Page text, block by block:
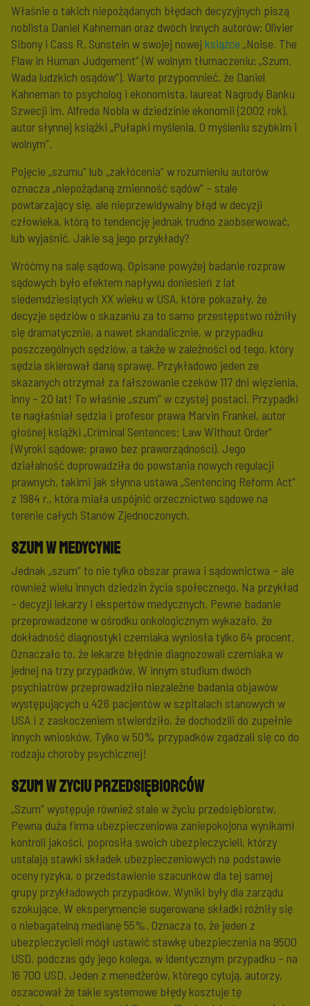
Właśnie o takich niepożądanych błędach decyzyjnych piszą
noblista Daniel Kahneman oraz dwóch innych autorów: Olivier
Sibony i Cass R. Sunstein w swojej nowej książce „Noise. The
Flaw in Human Judgement” (W wolnym tłumaczeniu: „Szum.
Wada ludzkich osądów”). Warto przypomnieć, że Daniel
Kahneman to psycholog i ekonomista, laureat Nagrody Banku
Szwecji im. Alfreda Nobla w dziedzinie ekonomii (2002 rok),
autor słynnej książki „Pułapki myślenia. O myśleniu szybkim i
wolnym”.
Pojęcie „szumu” lub „zakłócenia” w rozumieniu autorów
oznacza „niepożądaną zmienność sądów” – stale
powtarzający się, ale nieprzewidywalny błąd w decyzji
człowieka, którą to tendencję jednak trudno zaobserwować,
lub wyjaśnić. Jakie są jego przykłady?
Wróćmy na salę sądową. Opisane powyżej badanie rozpraw
sądowych było efektem napływu doniesień z lat
siedemdziesiątych XX wieku w USA, które pokazały, że
decyzje sędziów o skazaniu za to samo przestępstwo różniły
się dramatycznie, a nawet skandalicznie, w przypadku
poszczególnych sędziów, a także w zależności od tego, który
sędzia skierował daną sprawę. Przykładowo jeden ze
skazanych otrzymał za fałszowanie czeków 117 dni więzienia,
inny – 20 lat! To właśnie „szum” w czystej postaci. Przypadki
te nagłaśniał sędzia i profesor prawa Marvin Frankel, autor
głośnej książki „Criminal Sentences: Law Without Order”
(Wyroki sądowe: prawo bez praworządności). Jego
działalność doprowadziła do powstania nowych regulacji
prawnych, takimi jak słynna ustawa „Sentencing Reform Act”
z 1984 r., która miała uspójnić orzecznictwo sądowe na
terenie całych Stanów Zjednoczonych.
Szum w medycynie
Jednak „szum” to nie tylko obszar prawa i sądownictwa – ale
również wielu innych dziedzin życia społecznego. Na przykład
– decyzji lekarzy i ekspertów medycznych. Pewne badanie
przeprowadzone w ośrodku onkologicznym wykazało, że
dokładność diagnostyki czerniaka wyniosła tylko 64 procent.
Oznaczało to, że lekarze błędnie diagnozowali czerniaka w
jednej na trzy przypadków. W innym studium dwóch
psychiatrów przeprowadziło niezależne badania objawów
występujących u 426 pacjentów w szpitalach stanowych w
USA i z zaskoczeniem stwierdziło, że dochodzili do zupełnie
innych wniosków. Tylko w 50% przypadków zgadzali się co do
rodzaju choroby psychicznej!
Szum w zyciu przedsiębiorców
„Szum” występuje również stale w życiu przedsiębiorstw.
Pewna duża firma ubezpieczeniowa zaniepokojona wynikami
kontroli jakości, poprosiła swoich ubezpieczycieli, którzy
ustalają stawki składek ubezpieczeniowych na podstawie
oceny ryzyka, o przedstawienie szacunków dla tej samej
grupy przykładowych przypadków. Wyniki były dla zarządu
szokujące. W eksperymencie sugerowane składki różniły się
o niebagatelną medianę 55%. Oznacza to, że jeden z
ubezpieczycieli mógł ustawić stawkę ubezpieczenia na 9500
USD, podczas gdy jego kolega, w identycznym przypadku – na
16 700 USD. Jeden z menedżerów, którego cytują, autorzy,
oszacował że takie systemowe błędy kosztuje tę